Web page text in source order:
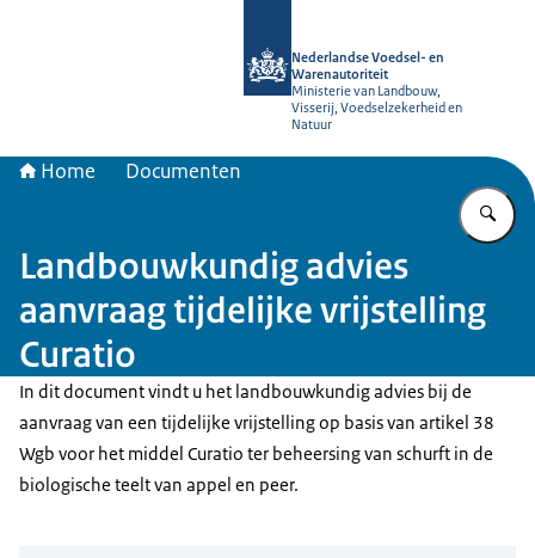
Nederlandse Voedsel- en
Warenautoriteit
Ministerie van Landbouw,
Visserij, Voedselzekerheid en
Natuur
Home Documenten
Landbouwkundig advies
aanvraag tijdelijke vrijstelling
Curatio
In dit document vindt u het landbouwkundig advies bij de
aanvraag van een tijdelijke vrijstelling op basis van artikel 38
Wgb voor het middel Curatio ter beheersing van schurft in de
biologische teelt van appel en peer.